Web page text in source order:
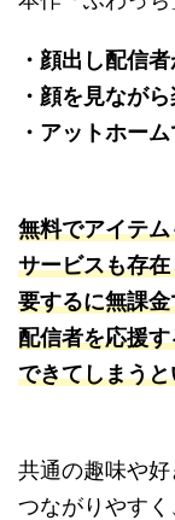
・顔出し配信
・顔を見なが
・アットホー
無料でアイテ
サービスも存
要するに無課
配信者を応援
できてしまう
共通の趣味や
つながりやす